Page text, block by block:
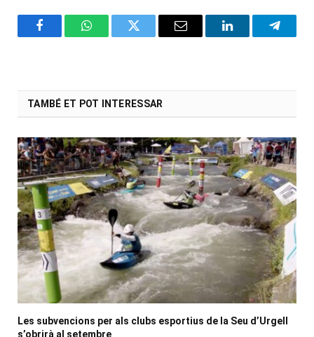
FacebookWhatsAppTwitter Email LinkedIn
TAMBÉ ET POT INTERESSAR
Les subvencions per als clubs esportius de la Seu d’Urgell
s’obrirà al setembre